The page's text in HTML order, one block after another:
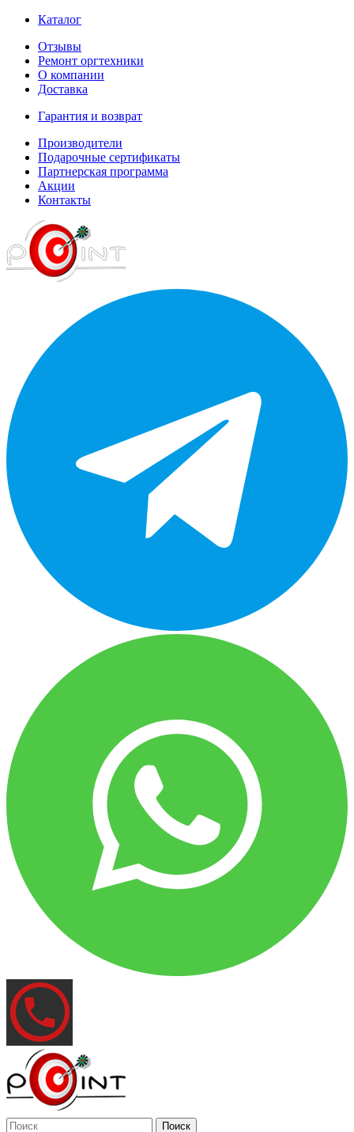
Каталог
Отзывы
Ремонт оргтехники
О компании
Доставка
Гарантия и возврат
Производители
Подарочные сертификаты
Партнерская программа
Акции
Контакты
Поиск